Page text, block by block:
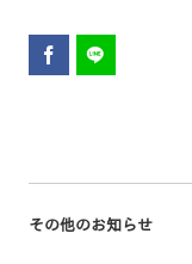
その他のお知らせ